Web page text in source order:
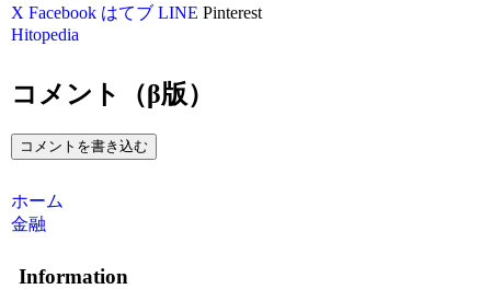
X Facebook はてブ LINE Pinterest
Hitopedia
コメント（β版）
コメントを書き込む
ホーム
金融
Information